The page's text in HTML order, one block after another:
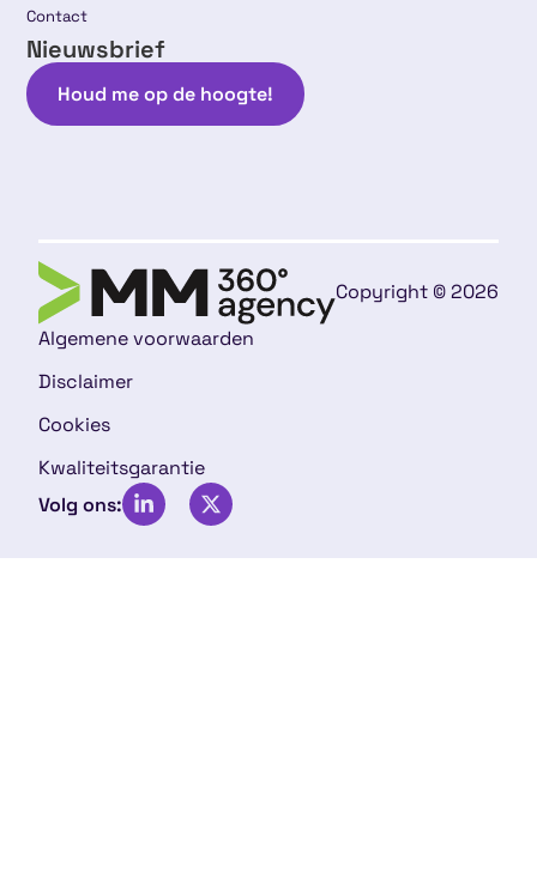
Contact
Nieuwsbrief
Houd me op de hoogte!
Copyright © 2026
Algemene voorwaarden
Disclaimer
Cookies
Kwaliteitsgarantie
Volg ons: